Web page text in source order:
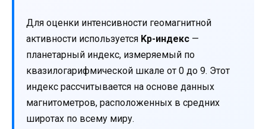
Для оценки интенсивности геомагнитной
активности используется Kp-индекс —
планетарный индекс, измеряемый по
квазилогарифмической шкале от 0 до 9. Этот
индекс рассчитывается на основе данных
магнитометров, расположенных в средних
широтах по всему миру.